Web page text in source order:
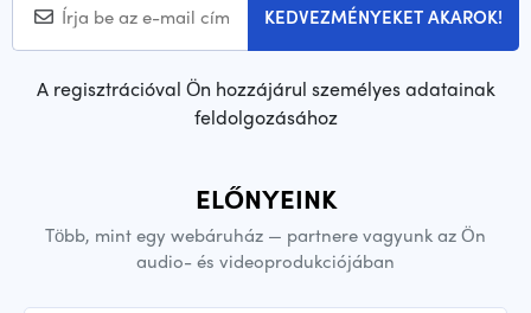
KEDVEZMÉNYEKET AKAROK!
A regisztrációval Ön hozzájárul személyes adatainak
feldolgozásához
ELŐNYEINK
Több, mint egy webáruház — partnere vagyunk az Ön
audio- és videoprodukciójában